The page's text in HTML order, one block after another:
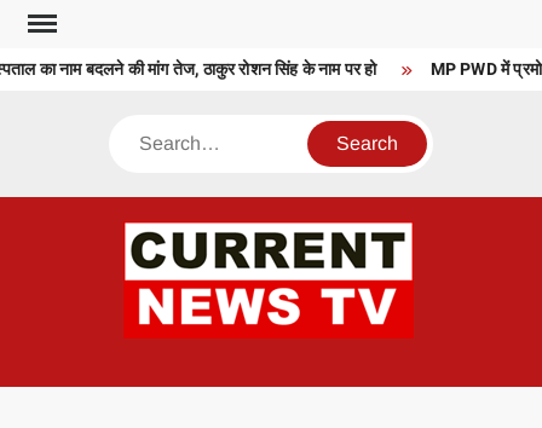
Skip
content
का नाम बदलने की मांग तेज, ठाकुर रोशन सिंह के नाम पर हो MP PWD में
Search